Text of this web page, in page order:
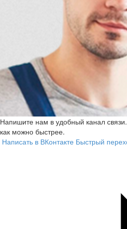
Напишите нам в удобный канал
как можно быстрее.
Написать в ВКонтакте Быстрый